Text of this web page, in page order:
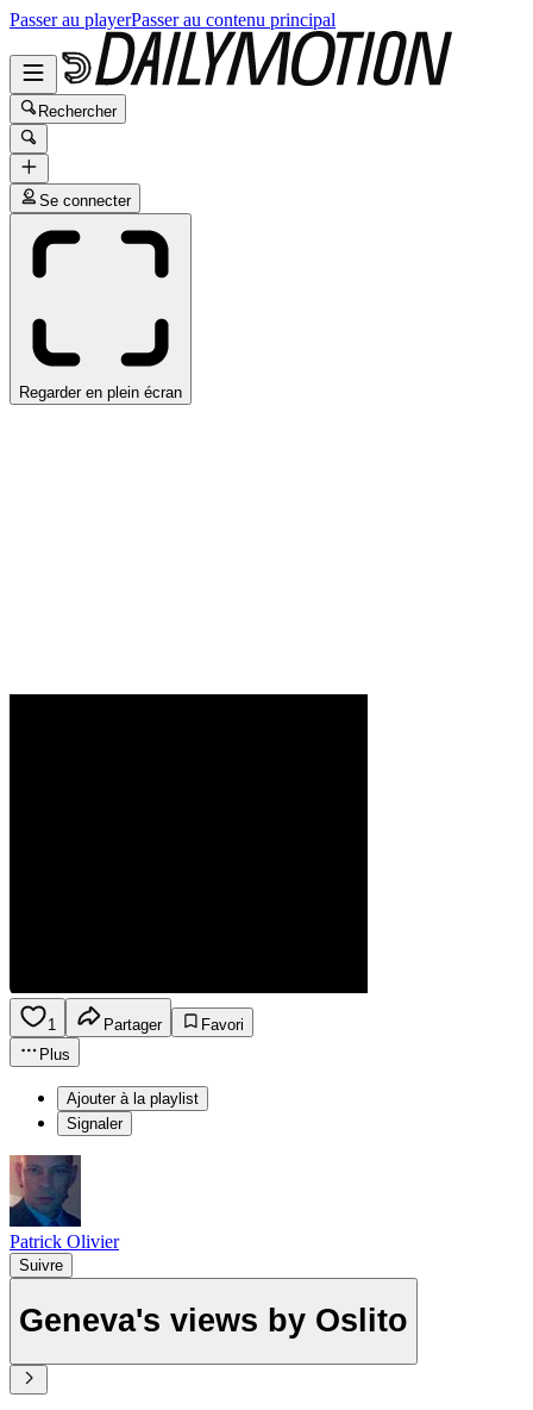
Passer au playerPasser au contenu principal
Rechercher
Se connecter
Regarder en plein écran
1 Partager
Favori
Plus
Ajouter à la playlist
Signaler
Patrick Olivier
Suivre
Geneva's views by Oslito